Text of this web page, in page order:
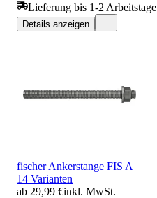
Lieferung bis 1-2 Arbeitstage
Details anzeigen
fischer Ankerstange FIS A
14 Varianten
ab 29,99 €inkl. MwSt.